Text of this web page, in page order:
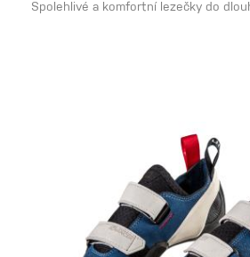
Spolehlivé a komfortní lezečky do